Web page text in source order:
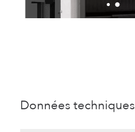
Données techniques